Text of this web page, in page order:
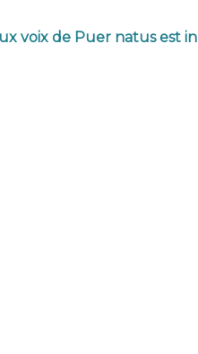
voix de Puer natus est in